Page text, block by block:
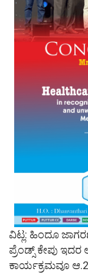
ವಿಟ್ಲ: ಹಿಂದೂ
ಪ್ರೆಂಡ್ಸ್ ಕೇಪು
ಕಾರ್ಯಕ್ರಮವೂ